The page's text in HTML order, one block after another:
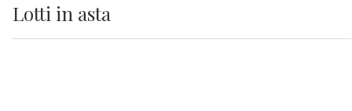
Lotti in asta